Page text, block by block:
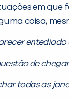
em
coisa,
de
todas as